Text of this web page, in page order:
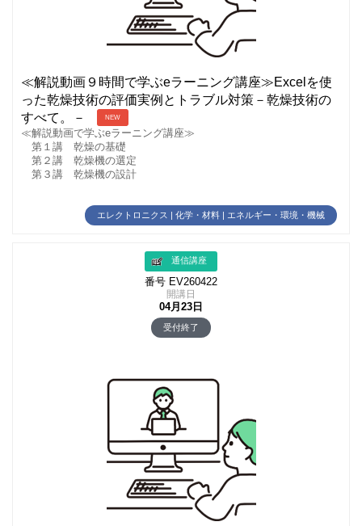
≪解説動画９時間で学ぶeラーニング講座≫Excelを使
った乾燥技術の評価実例とトラブル対策－乾燥技術の
すべて。－
NEW
≪解説動画で学ぶeラーニング講座≫
第１講 乾燥の基礎
第２講 乾燥機の選定
第３講 乾燥機の設計
エレクトロニクス | 化学・材料 | エネルギー・環境・機械
通信講座
番号 EV260422
開講日
04月23日
受付終了